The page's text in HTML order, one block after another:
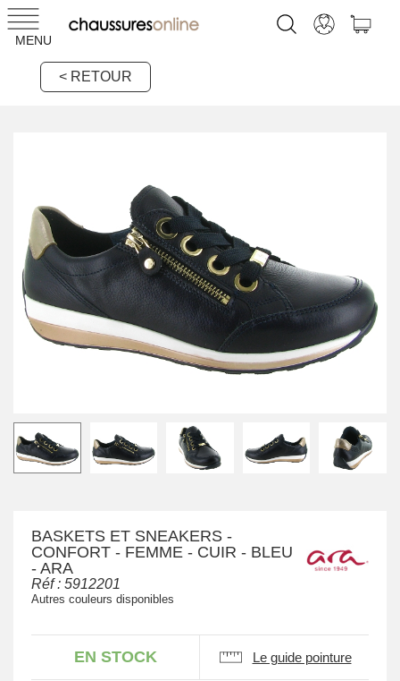
MENU
< RETOUR
BASKETS ET SNEAKERS -
CONFORT - FEMME - CUIR - BLEU
- ARA
Réf : 5912201
Autres couleurs disponibles
EN STOCK Le guide pointure